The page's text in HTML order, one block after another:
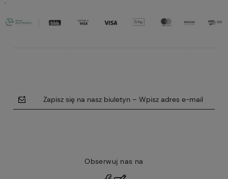
Zapisz się na nasz biuletyn – Wpisz adres e-mail
Obserwuj nas na